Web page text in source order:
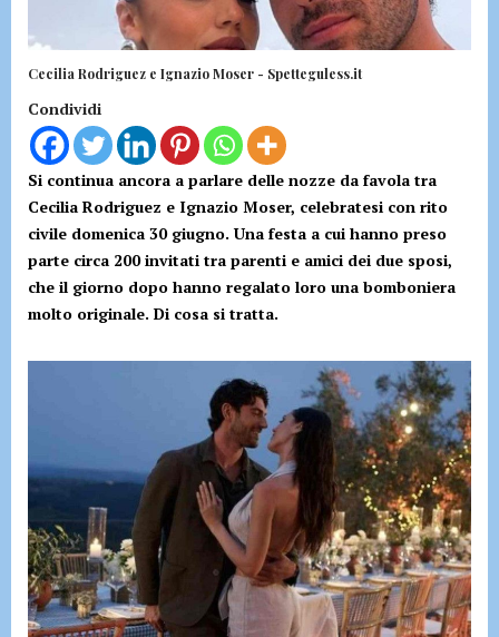
Cecilia Rodriguez e Ignazio Moser - Spetteguless.it
Condividi
Si continua ancora a parlare delle nozze da favola tra
Cecilia Rodriguez e Ignazio Moser, celebratesi con rito
civile domenica 30 giugno. Una festa a cui hanno preso
parte circa 200 invitati tra parenti e amici dei due sposi,
che il giorno dopo hanno regalato loro una bomboniera
molto originale. Di cosa si tratta.